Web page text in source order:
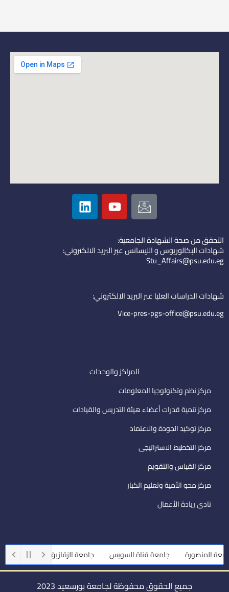
I
c
o
n
-
e
i
l
Y
o
u
u
b
L
i
n
e
d
التحقق من صحة الشهادة الجامعية:
شهادات البكالوريوس و الليسانس عبر البريد الالكتروني:
Stu_Affairs@psu.edu.eg
شهادات الدراسات العليا عبر البريد الالكتروني:
Vice-pres-pgs-office@psu.edu.eg
المراكز والوحدات
مركز نظم وتكنولوجيا المعلومات
مركز تنمية قدرات أعضاء هيئة التدريس والقيادات
مركز توكيد الجودة والاعتماد
مركز التخطيط الاستراتيجى
مركز القياس والتقويم
مركز محو الأمية وتعليم الكبار
نادى ريادة الأعمال
المنصورة جامعة قناة السويس جامعة الزقازيق جامعة أسيوط
جميع الحقوق محفوظة لجامعة بورسعيد 2023